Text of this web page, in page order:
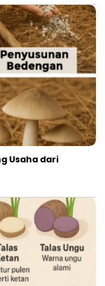
Usaha dari